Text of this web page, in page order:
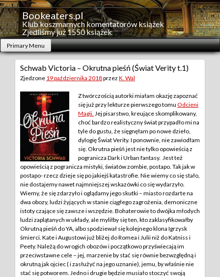
Skip
to
content
Bookeaters.pl
Klub koszmarnych komentatorów książek
Zjedliśmy już 1550 książek
Primary Menu
Schwab Victoria – Okrutna pieśń (Świat Verity t.1)
Zjedzone 19 października 2018przez K. Wal
Z twórczością autorki miałam okazję zapoznać
się już przy lekturze pierwszego tomu Odcieni
Magii. Jej pisarstwo, kreujące skomplikowany,
choć bardzo realistyczny świat przypadło mi na
tyle do gustu, że sięgnęłam po nowe dzieło,
dylogię Świat Verity. I ponownie, nie zawiodłam
się. Okrutna pieśń jest nie tylko opowieścią z
pogranicza Dark i Urban fantasy. Jest też
opowieścią z pogranicza mistyki, światów zombie, postapo. Tak jak w
postapo- rzecz dzieje się po jakiejś katastrofie. Nie wiemy co się stało,
nie dostajemy nawet najmniejszej wskazówki co się wydarzyło.
Wiemy, że się zdarzyło i oglądamy jego skutki – miasto rozdarte na
dwa obozy, ludzi żyjących w stanie ciągłego zagrożenia, demoniczne
istoty czające się zawsze i wszędzie. Bohaterowie to dwójka młodych
ludzi zaplątanych w układy, ale myliłby się ten, kto zaklasyfikowałby
Okrutną pieśń do YA, albo spodziewał się kolejnego klona Igrzysk
śmierci. Kate i Augustowi już bliżej do Romea i Julii niż do Katniss i
Peety. Należą do wrogich obozów i początkowo przyświecają im
przeciwstawne cele – jej, marzenie by stać się równie bezwzględną i
okrutną jak ojciec ( i zasłużyć na jego uznanie), jemu, by właśnie nie
stać się potworem. Jedno i drugie będzie musiało stoczyć swoją